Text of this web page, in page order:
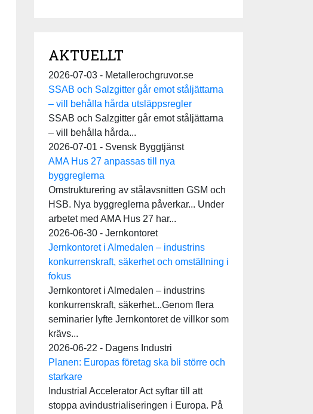
AKTUELLT
2026-07-03 - Metallerochgruvor.se
SSAB och Salzgitter går emot ståljättarna
– vill behålla hårda utsläppsregler
SSAB och Salzgitter går emot ståljättarna
– vill behålla hårda...
2026-07-01 - Svensk Byggtjänst
AMA Hus 27 anpassas till nya
byggreglerna
Omstrukturering av stålavsnitten GSM och
HSB. Nya byggreglerna påverkar... Under
arbetet med AMA Hus 27 har...
2026-06-30 - Jernkontoret
Jernkontoret i Almedalen – industrins
konkurrenskraft, säkerhet och omställning i
fokus
Jernkontoret i Almedalen – industrins
konkurrenskraft, säkerhet...Genom flera
seminarier lyfte Jernkontoret de villkor som
krävs...
2026-06-22 - Dagens Industri
Planen: Europas företag ska bli större och
starkare
Industrial Accelerator Act syftar till att
stoppa avindustrialiseringen i Europa. På